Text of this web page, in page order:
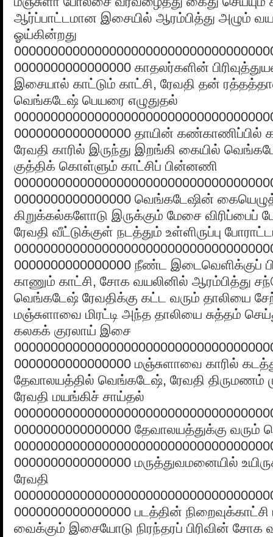
ஆர்ப்பாட்டமான இசையில் ஆரம்பித்து அழும்
ஓய்கின்றது
0000000000000000 காதலர்களின்
இசையால் காட்டும் காட்சி, ரேவதி தன்
வெங்கடேஷ் பெயரை எழுதுதல்
0000000000000000 தாயின் கண்காணிப்பில்
ரேவதி காரில் இருந்து இறங்கி கையில்
குத்திக் கொள்ளும் காட்சிப் பின்னணி
0000000000000000 வெங்கடேஷின்
கிறுக்கல்களோடு இருக்கும் மேசை
ரேவதி வீட்டுக்குள் நடத்தும் உள்ளிருப்பு
0000000000000000 நீண்ட இடைவெளிக்குப்
காணும் காட்சி, சோக வயலினில் ஆரம்பித்து
வெங்கடேஷ் ரேவதிக்கு கட்ட வரும் தாலியை
மஞ்சுளாவை மிரட்டி அந்த தாலியை சுத்தம்
கலகக் குரலாய் இசை
0000000000000000 மஞ்சுளாவை காரில்
தேவாலயத்தில் வெங்கடேஷ், ரேவதி திருமணம்
ரேவதி மயங்கிச் சாய்தல்
0000000000000000 தேவாலயத்துக்கு
0000000000000000 மருத்துவமனையில்
ரேவதி
0000000000000000 படத்தின்
வைக்கும் இசையோடு நிரந்தரப் பிரிவின் சோக